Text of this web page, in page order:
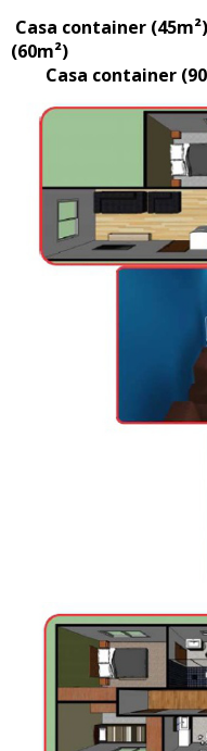
Casa container
(60m²)
Casa container